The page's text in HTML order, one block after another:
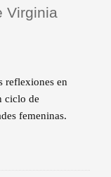
Virginia
reflexiones en
ciclo de
femeninas.